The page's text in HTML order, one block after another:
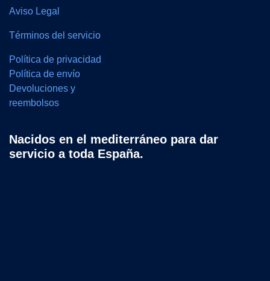
Aviso Legal
Términos del servicio
Política de privacidad
Política de envío
Devoluciones y
reembolsos
Nacidos en el mediterráneo para dar
servicio a toda España.